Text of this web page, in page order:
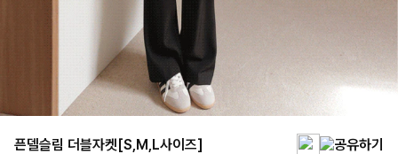
픈델슬림 더블자켓[S,M,L사이즈]